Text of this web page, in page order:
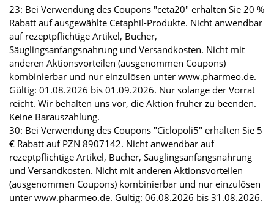
23: Bei Verwendung des Coupons "ceta20" erhalten Sie 20 %
Rabatt auf ausgewählte Cetaphil-Produkte. Nicht anwendbar
auf rezeptpflichtige Artikel, Bücher,
Säuglingsanfangsnahrung und Versandkosten. Nicht mit
anderen Aktionsvorteilen (ausgenommen Coupons)
kombinierbar und nur einzulösen unter www.pharmeo.de.
Gültig: 01.08.2026 bis 01.09.2026. Nur solange der Vorrat
reicht. Wir behalten uns vor, die Aktion früher zu beenden.
Keine Barauszahlung.
30: Bei Verwendung des Coupons "Ciclopoli5" erhalten Sie 5
€ Rabatt auf PZN 8907142. Nicht anwendbar auf
rezeptpflichtige Artikel, Bücher, Säuglingsanfangsnahrung
und Versandkosten. Nicht mit anderen Aktionsvorteilen
(ausgenommen Coupons) kombinierbar und nur einzulösen
unter www.pharmeo.de. Gültig: 06.08.2026 bis 31.08.2026.